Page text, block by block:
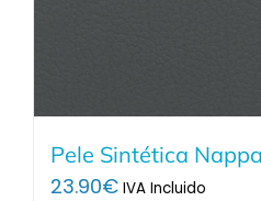
Pele Sintética
23.90€ IVA Incluido